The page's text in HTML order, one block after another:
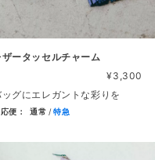
ーム, 価格: 3,300円, 日
ザータッセルチャーム
¥3,300
ッグにエレガントな彩りを
便： 通常 特急
カード。商品: レザータ